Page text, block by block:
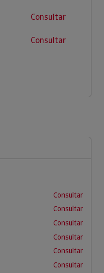
Consultar
Consultar
Consultar
Consultar
Consultar
Consultar
Consultar
Consultar